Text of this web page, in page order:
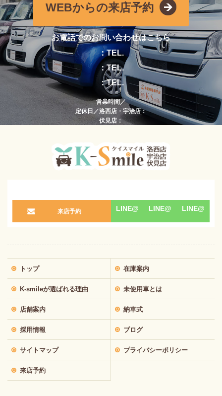
WEBからの来店予約
お電話でのお問い合わせはこちら
：TEL.
：TEL.
：TEL.
営業時間／
定休日／洛西店・宇治店：
伏見店：
来店予約 LINE@ LINE@ LINE@
トップ 在庫案内
K-smileが選ばれる理由 未使用車とは
店舗案内 納車式
採用情報 ブログ
サイトマップ プライバシーポリシー
来店予約